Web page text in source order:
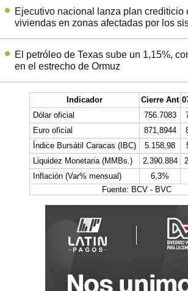
Ejecutivo nacional lanza plan crediticio
viviendas en zonas afectadas por los
El petróleo de Texas sube un 1,15%,
en el estrecho de Ormuz
Indicador Cierre Ant
Dólar oficial
756.7083
Euro oficial
871,8944
Índice Bursátil Caracas (IBC)
5.158,98
Liquidez Monetaria (MMBs.)
2.390.884
Inflación (Var% mensual)
6,3%
Fuente: BCV - BVC